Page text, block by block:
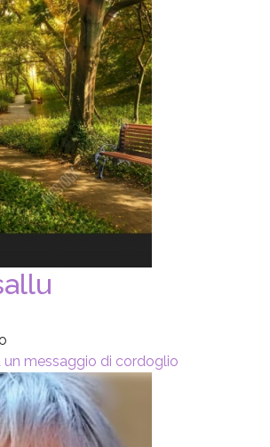
un messaggio di cordoglio